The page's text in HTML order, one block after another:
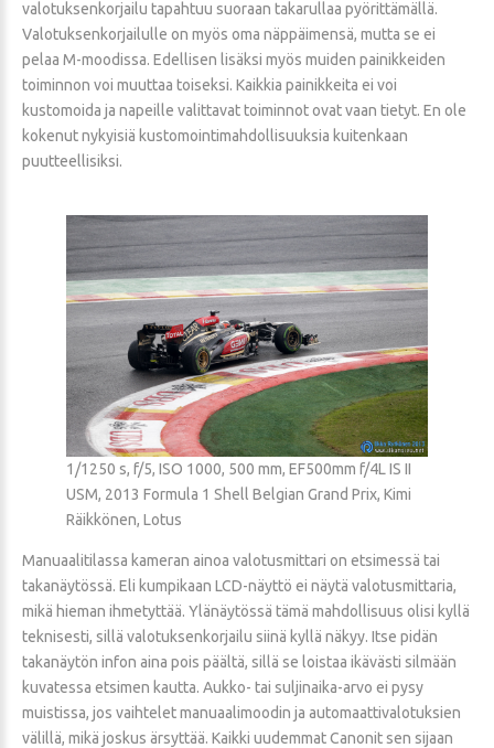
valotuksenkorjailu tapahtuu suoraan takarullaa pyörittämällä.
Valotuksenkorjailulle on myös oma näppäimensä, mutta se ei
pelaa M-moodissa. Edellisen lisäksi myös muiden painikkeiden
toiminnon voi muuttaa toiseksi. Kaikkia painikkeita ei voi
kustomoida ja napeille valittavat toiminnot ovat vaan tietyt. En ole
kokenut nykyisiä kustomointimahdollisuuksia kuitenkaan
puutteellisiksi.
1/1250 s, f/5, ISO 1000, 500 mm, EF500mm f/4L IS II
USM, 2013 Formula 1 Shell Belgian Grand Prix, Kimi
Räikkönen, Lotus
Manuaalitilassa kameran ainoa valotusmittari on etsimessä tai
takanäytössä. Eli kumpikaan LCD-näyttö ei näytä valotusmittaria,
mikä hieman ihmetyttää. Ylänäytössä tämä mahdollisuus olisi kyllä
teknisesti, sillä valotuksenkorjailu siinä kyllä näkyy. Itse pidän
takanäytön infon aina pois päältä, sillä se loistaa ikävästi silmään
kuvatessa etsimen kautta. Aukko- tai suljinaika-arvo ei pysy
muistissa, jos vaihtelet manuaalimoodin ja automaattivalotuksien
välillä, mikä joskus ärsyttää. Kaikki uudemmat Canonit sen sijaan